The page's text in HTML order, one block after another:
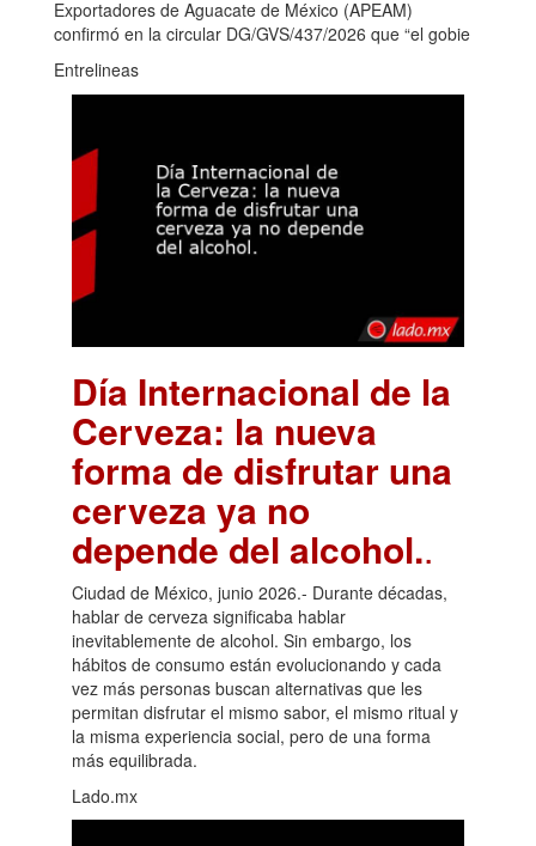
Exportadores de Aguacate de México (APEAM)
confirmó en la circular DG/GVS/437/2026 que “el gobie
Entrelineas
Día Internacional de la
Cerveza: la nueva
forma de disfrutar una
cerveza ya no
depende del alcohol..
Ciudad de México, junio 2026.- Durante décadas,
hablar de cerveza significaba hablar
inevitablemente de alcohol. Sin embargo, los
hábitos de consumo están evolucionando y cada
vez más personas buscan alternativas que les
permitan disfrutar el mismo sabor, el mismo ritual y
la misma experiencia social, pero de una forma
más equilibrada.
Lado.mx